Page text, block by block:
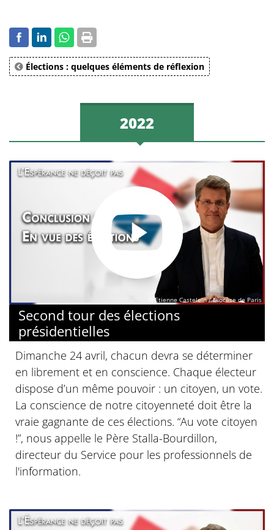
Élections : quelques éléments de réflexion
2022
© Etienne Castelein / Diocèse de Paris
Second tour des élections
présidentielles
Dimanche 24 avril, chacun devra se déterminer
en librement et en conscience. Chaque électeur
dispose d’un même pouvoir : un citoyen, un vote.
La conscience de notre citoyenneté doit être la
vraie gagnante de ces élections. “Au vote citoyen
!”, nous appelle le Père Stalla-Bourdillon,
directeur du Service pour les professionnels de
l'information.